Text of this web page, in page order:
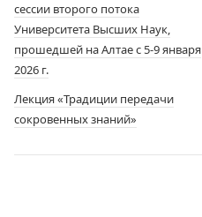
сессии второго потока
Университета Высших Наук,
прошедшей на Алтае с 5-9 января
2026 г.
Лекция «Традиции передачи
сокровенных знаний»